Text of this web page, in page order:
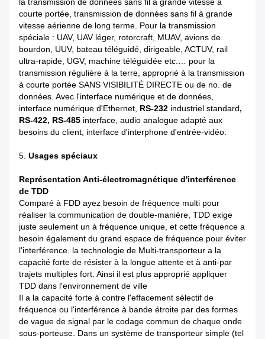
courte portée, transmission de données sans fil à grande
vitesse aérienne de long terme. Pour la transmission
spéciale : UAV, UAV léger, rotorcraft, MUAV, avions de
bourdon, UUV, bateau téléguidé, dirigeable, ACTUV, rail
ultra-rapide, UGV, machine téléguidée etc.… pour la
transmission régulière à la terre, approprié à la transmission
à courte portée SANS VISIBILITÉ DIRECTE ou de no. de
données. Avec l'interface numérique et de données,
interface numérique d'Ethernet, RS-232 industriel standard,
RS-422, RS-485 interface, audio analogue adapté aux
besoins du client, interface d'interphone d'entrée-vidéo.
5. Usages spéciaux
Représentation Anti-électromagnétique d'interférence
de TDD
Comparé à FDD ayez besoin de fréquence multi pour
réaliser la communication de double-manière, TDD exige
juste seulement un à fréquence unique, et cette fréquence a
besoin également du grand espace de fréquence pour éviter
l'interférence. la technologie de Multi-transporteur a la
capacité forte de résister à la longue attente et à anti-par
trajets multiples fort. Ainsi il est plus approprié appliquer
TDD dans l'environnement de ville
Il a la capacité forte à contre l'effacement sélectif de
fréquence ou l'interférence à bande étroite par des formes
de vague de signal par le codage commun de chaque onde
sous-porteuse. Dans un système de transporteur simple (tel